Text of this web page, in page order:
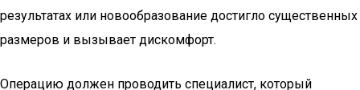
результатах или новообразование достигло существенных
размеров и вызывает дискомфорт.
Операцию должен проводить специалист, который